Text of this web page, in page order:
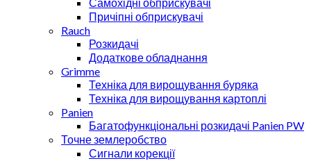
Самохідні обприскувачі
Причіпні обприскувачі
Rauch
Розкидачі
Додаткове обладнання
Grimme
Техніка для вирощування буряка
Техніка для вирощування картоплі
Panien
Багатофункціональні розкидачі Panien PW
Точне землеробство
Сигнали корекції